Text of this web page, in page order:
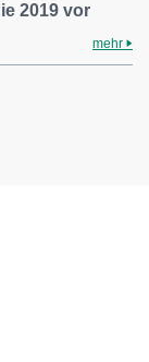
2019 vor
mehr